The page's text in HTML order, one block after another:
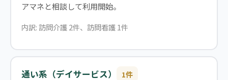
アマネと相談して利用開始。
内訳: 訪問介護 2件、訪問看護 1件
通い系（デイサービス） 1件